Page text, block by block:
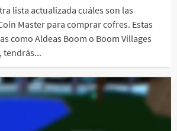
lista actualizada cuáles son las
Master para comprar cofres. Estas
como Aldeas Boom o Boom Villages
tendrás...